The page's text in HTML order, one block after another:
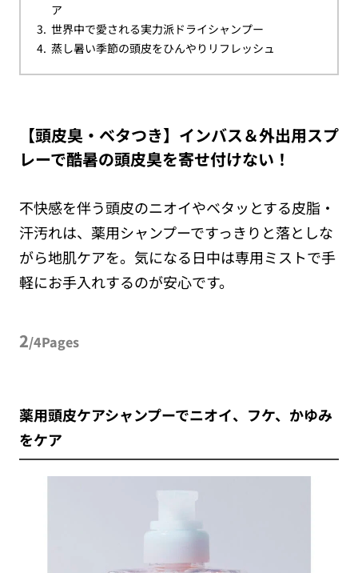
ア
世界中で愛される実力派ドライシャンプー
蒸し暑い季節の頭皮をひんやりリフレッシュ
【頭皮臭・ベタつき】インバス＆外出用スプ
レーで酷暑の頭皮臭を寄せ付けない！
不快感を伴う頭皮のニオイやベタッとする皮脂・
汗汚れは、薬用シャンプーですっきりと落としな
がら地肌ケアを。気になる日中は専用ミストで手
軽にお手入れするのが安心です。
2/4Pages
薬用頭皮ケアシャンプーでニオイ、フケ、かゆみ
をケア